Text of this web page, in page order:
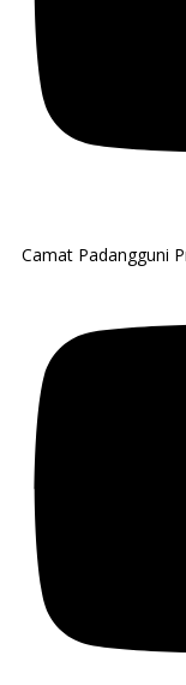
Camat Padangguni